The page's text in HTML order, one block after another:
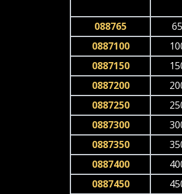
088765
0887100
0887150
0887200
0887250
0887300
0887350
0887400
0887450